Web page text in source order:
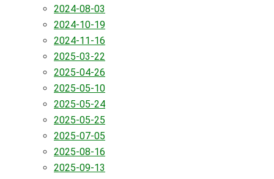
2024-08-03
2024-10-19
2024-11-16
2025-03-22
2025-04-26
2025-05-10
2025-05-24
2025-05-25
2025-07-05
2025-08-16
2025-09-13